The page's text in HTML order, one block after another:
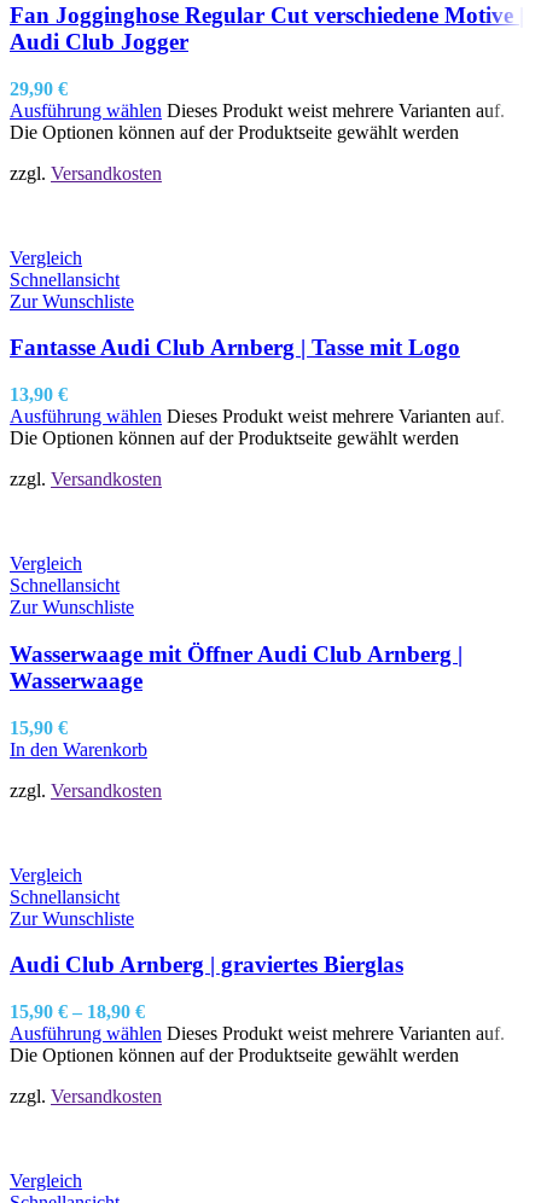
Fan Jogginghose Regular Cut verschiedene Motive |
Audi Club Jogger
29,90 €
Ausführung wählen Dieses Produkt weist mehrere Varianten auf.
Die Optionen können auf der Produktseite gewählt werden
zzgl. Versandkosten
Vergleich
Schnellansicht
Zur Wunschliste
Fantasse Audi Club Arnberg | Tasse mit Logo
13,90 €
Ausführung wählen Dieses Produkt weist mehrere Varianten auf.
Die Optionen können auf der Produktseite gewählt werden
zzgl. Versandkosten
Vergleich
Schnellansicht
Zur Wunschliste
Wasserwaage mit Öffner Audi Club Arnberg |
Wasserwaage
15,90 €
In den Warenkorb
zzgl. Versandkosten
Vergleich
Schnellansicht
Zur Wunschliste
Audi Club Arnberg | graviertes Bierglas
15,90 € – 18,90 €
Ausführung wählen Dieses Produkt weist mehrere Varianten auf.
Die Optionen können auf der Produktseite gewählt werden
zzgl. Versandkosten
Vergleich